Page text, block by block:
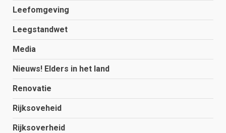
Leefomgeving
Leegstandwet
Media
Nieuws! Elders in het land
Renovatie
Rijksoveheid
Rijksoverheid